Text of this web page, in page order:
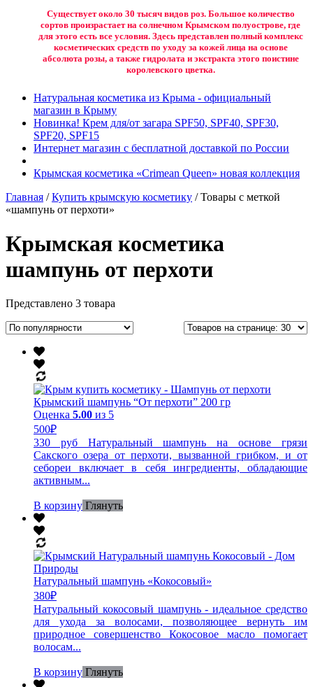
Существует около 30 тысяч видов роз. Большое количество
сортов произрастает на солнечном Крымском полуострове, где
для этого есть все условия. Здесь представлен полный комплекс
косметических средств по уходу за кожей лица на основе
абсолюта розы, а также гидролата и экстракта этого поистине
королевского цветка.
Натуральная косметика из Крыма - официальный
магазин в Крыму
Новинка! Крем для/от загара SPF50, SPF40, SPF30,
SPF20, SPF15
Интернет магазин с бесплатной доставкой по России
Крымская косметика «Crimean Queen» новая коллекция
Главная /Купить крымскую косметику / Товары с меткой
«шампунь от перхоти»
Крымская косметика
шампунь от перхоти
Представлено 3 товара
Крымский шампунь “От перхоти” 200 гр
Оценка 5.00 из 5
500₽
330 руб Натуральный шампунь на основе грязи
Сакского озера от перхоти, вызванной грибком, и от
себореи включает в себя ингредиенты, обладающие
активным...
В корзину Глянуть
Натуральный шампунь «Кокосовый»
380₽
Натуральный кокосовый шампунь - идеальное средство
для ухода за волосами, позволяющее вернуть им
природное совершенство Кокосовое масло помогает
волосам...
В корзину Глянуть